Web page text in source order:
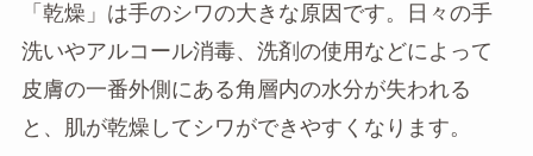
「乾燥」は手のシワの大きな原因です。日々の手
洗いやアルコール消毒、洗剤の使用などによって
皮膚の一番外側にある角層内の水分が失われる
と、肌が乾燥してシワができやすくなります。